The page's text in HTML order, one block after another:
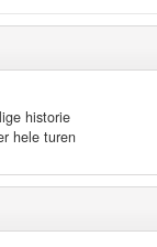
historie
hele turen